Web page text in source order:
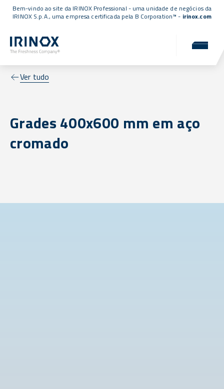
Bem-vindo ao site da IRINOX Professional - uma unidade de negócios da
IRINOX S.p.A., uma empresa certificada pela B Corporation™ - irinox.com
Ver tudo
Grades 400x600 mm em aço
cromado